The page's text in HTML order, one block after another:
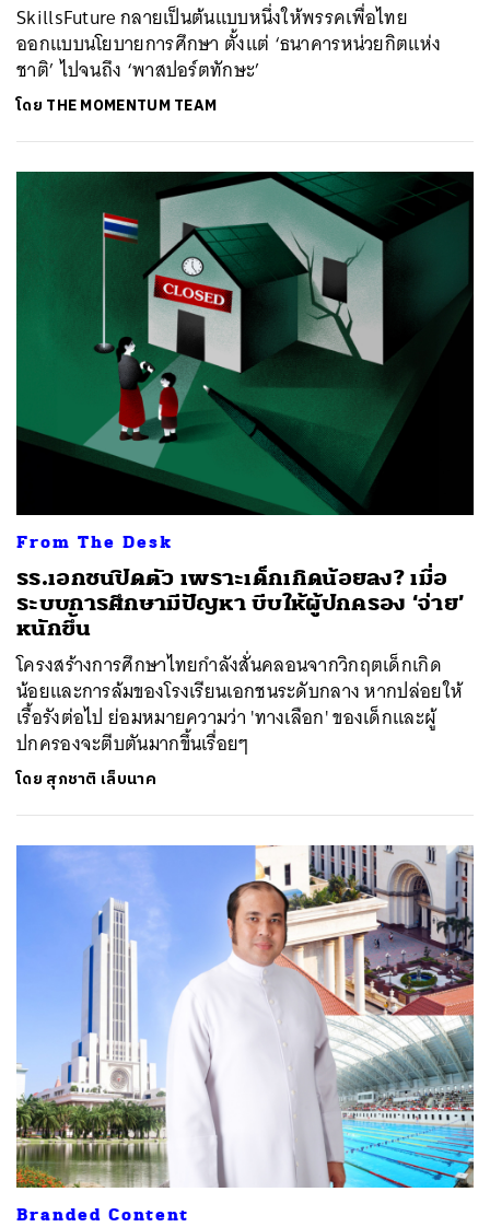
SkillsFuture กลายเป็นต้นแบบหนึ่งให้พรรคเพื่อไทย
ออกแบบนโยบายการศึกษา ตั้งแต่ ‘ธนาคารหน่วยกิตแห่ง
ชาติ’ ไปจนถึง ‘พาสปอร์ตทักษะ’
โดย THE MOMENTUM TEAM
From The Desk
รร.เอกชนปิดตัว เพราะเด็กเกิดน้อยลง? เมื่อ
ระบบการศึกษามีปัญหา บีบให้ผู้ปกครอง ‘จ่าย’
หนักขึ้น
โครงสร้างการศึกษาไทยกำลังสั่นคลอนจากวิกฤตเด็กเกิด
น้อยและการล้มของโรงเรียนเอกชนระดับกลาง หากปล่อยให้
เรื้อรังต่อไป ย่อมหมายความว่า 'ทางเลือก' ของเด็กและผู้
ปกครองจะตีบตันมากขึ้นเรื่อยๆ
โดย สุภชาติ เล็บนาค
Branded Content
SHARE TWEET EMAIL